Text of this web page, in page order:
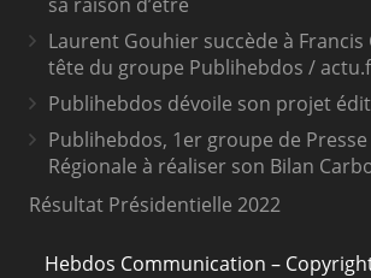
sa raison d’être
Laurent Gouhier succède à Francis
tête du groupe Publihebdos /
Publihebdos dévoile son projet
Publihebdos, 1er groupe de
Régionale à réaliser son Bilan
Résultat Présidentielle 2022
Hebdos Communication –